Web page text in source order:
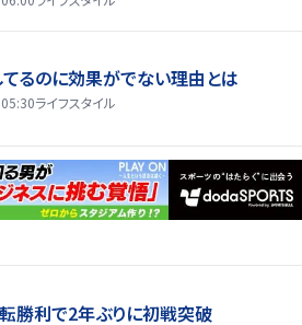
てるのに効果がでない理由とは
ライフスタイル
勝利で2年ぶりに初戦突破